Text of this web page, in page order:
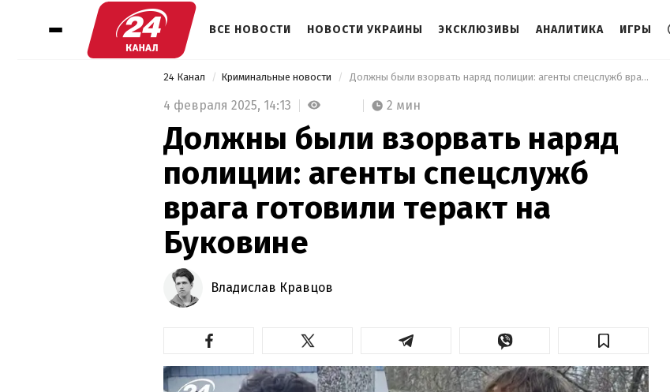
ВСЕ НОВОСТИ НОВОСТИ УКРАИНЫ ЭКСКЛЮЗИВЫ АНАЛИТИКА ИГРЫ
24 Канал Криминальные новости Должны были взорвать наряд полиции: агенты спецслужб врага готовили теракт на Буковине
4 февраля 2025, 14:13 2 мин
Должны были взорвать наряд
полиции: агенты спецслужб
врага готовили теракт на
Буковине
Владислав Кравцов